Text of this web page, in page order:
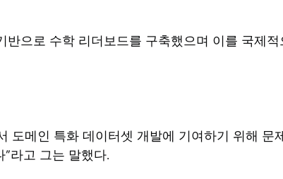
으로 수학 리더보드를 구축했으며 이를 국제적
도메인 특화 데이터셋 개발에 기여하기 위해 문
라고 그는 말했다.